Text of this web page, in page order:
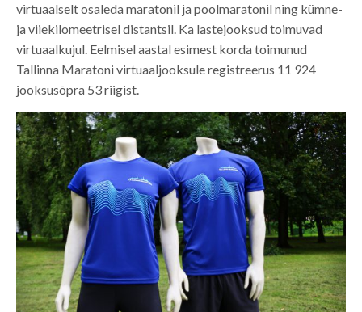
virtuaalselt osaleda maratonil ja poolmaratonil ning kümne-
ja viiekilomeetrisel distantsil. Ka lastejooksud toimuvad
virtuaalkujul. Eelmisel aastal esimest korda toimunud
Tallinna Maratoni virtuaaljooksule registreerus 11 924
jooksusõpra 53 riigist.